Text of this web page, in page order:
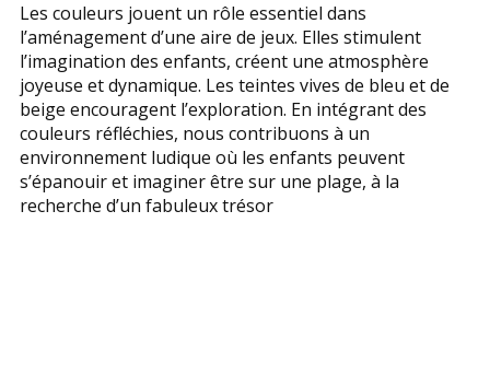
Les couleurs jouent un rôle essentiel dans
l’aménagement d’une aire de jeux. Elles stimulent
l’imagination des enfants, créent une atmosphère
joyeuse et dynamique. Les teintes vives de bleu et de
beige encouragent l’exploration. En intégrant des
couleurs réfléchies, nous contribuons à un
environnement ludique où les enfants peuvent
s’épanouir et imaginer être sur une plage, à la
recherche d’un fabuleux trésor